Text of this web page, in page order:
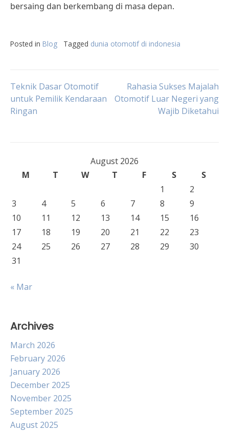
bersaing dan berkembang di masa depan.
Posted in Blog Tagged dunia otomotif di indonesia
Post
navigation
Teknik Dasar Otomotif
untuk Pemilik Kendaraan
Ringan
Rahasia Sukses Majalah
Otomotif Luar Negeri yang
Wajib Diketahui
August 2026
M
T W T F S
S
1
2
3
4 5 6 7 8
9
10
11 12 13 14 15
16
17
18 19 20 21 22
23
24
25 26 27 28 29
30
31
« Mar
Archives
March 2026
February 2026
January 2026
December 2025
November 2025
September 2025
August 2025